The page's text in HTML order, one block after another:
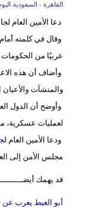
القاهرة - السعودية
دعا الأمين العام
وقال في كلمته
عربيًا من
وأضاف أن هذه
والمنشآت والأعيان
وأوضح أن الدول
لعمليات عسكرية،
ودعا الأمين العام ل
مجلس الأمن إلى
قد يهمك
أبو الغيط يعرب عن